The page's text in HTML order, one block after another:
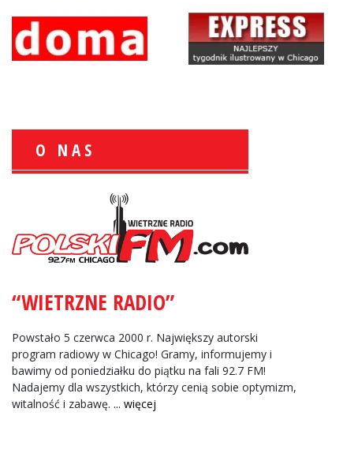
O NAS
“WIETRZNE RADIO”
Powstało 5 czerwca 2000 r. Największy autorski
program radiowy w Chicago! Gramy, informujemy i
bawimy od poniedziałku do piątku na fali 92.7 FM!
Nadajemy dla wszystkich, którzy cenią sobie optymizm,
witalność i zabawę. ... więcej
Sport Polonijny
Informacje Giełdowe